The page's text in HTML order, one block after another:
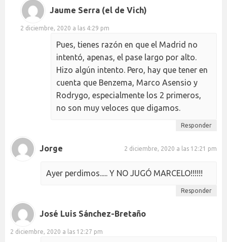
Jaume Serra (el de Vich)
2 diciembre, 2020 a las 4:29 pm
Pues, tienes razón en que el Madrid no
intentó, apenas, el pase largo por alto.
Hizo algún intento. Pero, hay que tener en
cuenta que Benzema, Marco Asensio y
Rodrygo, especialmente los 2 primeros,
no son muy veloces que digamos.
Responder
Jorge 2 diciembre, 2020 a las 12:21 pm
Ayer perdimos..... Y NO JUGÓ MARCELO!!!!!!
Responder
José Luis Sánchez-Bretaño
2 diciembre, 2020 a las 12:27 pm